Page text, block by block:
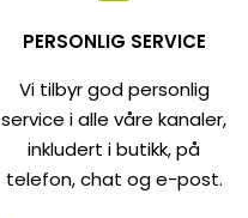
PERSONLIG SERVICE
Vi tilbyr god personlig
service i alle våre kanaler,
inkludert i butikk, på
telefon, chat og e-post.